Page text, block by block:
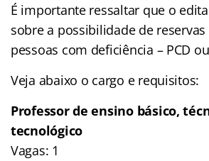
É importante ressaltar que o
sobre a possibilidade de reservas
pessoas com deficiência – PCD
Veja abaixo o cargo e requisitos:
Professor de ensino básico,
tecnológico
Vagas: 1